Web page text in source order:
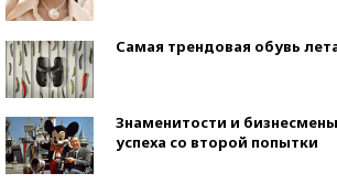
Самая трендовая обувь
Знаменитости и
успеха со второй попытки